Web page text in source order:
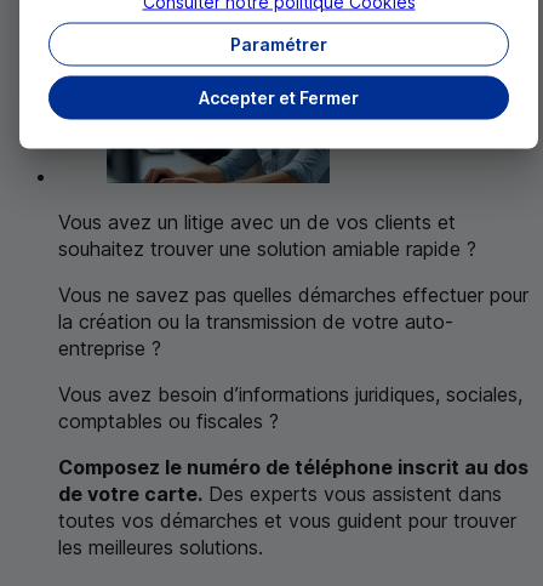
Vous avez un litige avec un de vos clients et
souhaitez trouver une solution amiable rapide ?
Vous ne savez pas quelles démarches effectuer pour
la création ou la transmission de votre auto-
entreprise ?
Vous avez besoin d’informations juridiques, sociales,
comptables ou fiscales ?
Composez le numéro de téléphone inscrit au dos
de votre carte. Des experts vous assistent dans
toutes vos démarches et vous guident pour trouver
les meilleures solutions.
Accepter et Fermer
Paramétrer